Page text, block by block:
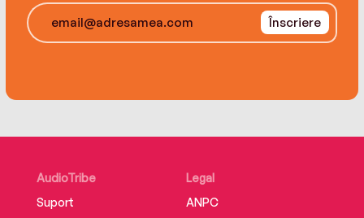
Înscriere
AudioTribe
Suport
Legal
ANPC